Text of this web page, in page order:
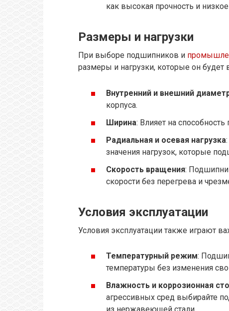
как высокая прочность и
Размеры и нагрузки
При выборе подшипников и
размеры и нагрузки, которые он будет
Внутренний и внешний
корпуса.
Ширина: Влияет на
Радиальная и осевая нагрузка
значения нагрузок, которые
Скорость вращения:
скорости без перегрева и
Условия эксплуатации
Условия эксплуатации также играют
Температурный режим:
температуры без изменения
Влажность и коррозионная
агрессивных сред выбирайте